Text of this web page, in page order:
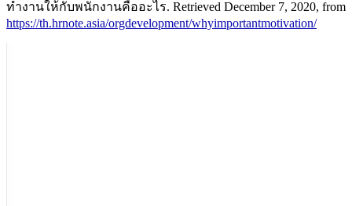
ทำงานให้กับพนักงานคืออะไร. Retrieved December 7, 2020, from
https://th.hrnote.asia/orgdevelopment/whyimportantmotivation/